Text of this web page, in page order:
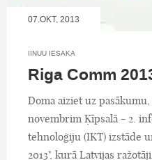
07.OKT, 2013
IINUU IESAKA
Riga Comm
Doma aiziet uz
novembrim Ķīpsalā - 2.
tehnoloģiju (IKT) izstāde
2013", kurā Latvijas